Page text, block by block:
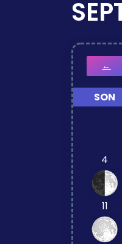
←
SON
4
11